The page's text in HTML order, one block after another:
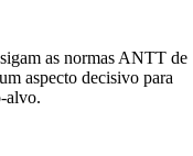
as normas ANTT de
aspecto decisivo para
alvo.